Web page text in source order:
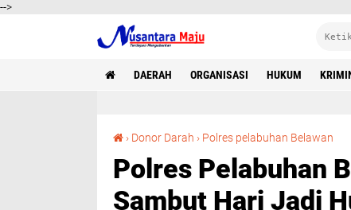
-->
DAERAH ORGANISASI HUKUM
› Donor Darah › Polres pelabuhan Belawan
Polres Pelabuhan
Sambut Hari Jadi